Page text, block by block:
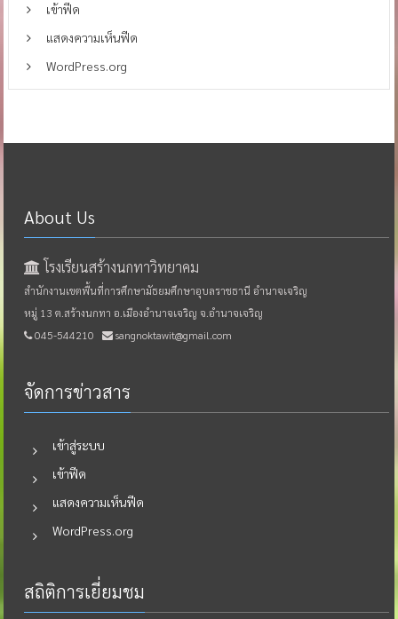
เข้าฟีด
แสดงความเห็นฟีด
WordPress.org
About Us
โรงเรียนสร้างนกทาวิทยาคม
สำนักงานเขตพื้นที่การศึกษามัธยมศึกษาอุบลราชธานี อำนาจเจริญ
หมู่ 13 ต.สร้างนกทา อ.เมืองอำนาจเจริญ จ.อำนาจเจริญ
045-544210
sangnoktawit@gmail.com
จัดการข่าวสาร
เข้าสู่ระบบ
เข้าฟีด
แสดงความเห็นฟีด
WordPress.org
สถิติการเยี่ยมชม